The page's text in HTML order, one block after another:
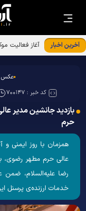
آخرین اخبار آغاز فعالیت
عکس
کد خبر :۷۰۰۱۴۷
بازدید جانشین مدیر
حرم
همزمان با روز ایمنی
عالی حرم مطهر رضوی،
رضا علیه‌السلام،
خدمات ارزنده‌ی پرسنل